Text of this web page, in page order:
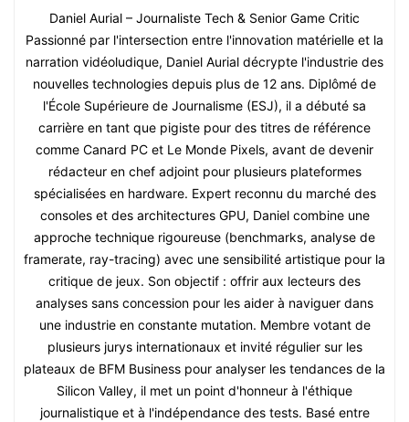
Daniel Aurial – Journaliste Tech & Senior Game Critic
Passionné par l'intersection entre l'innovation matérielle et la
narration vidéoludique, Daniel Aurial décrypte l'industrie des
nouvelles technologies depuis plus de 12 ans. Diplômé de
l'École Supérieure de Journalisme (ESJ), il a débuté sa
carrière en tant que pigiste pour des titres de référence
comme Canard PC et Le Monde Pixels, avant de devenir
rédacteur en chef adjoint pour plusieurs plateformes
spécialisées en hardware. Expert reconnu du marché des
consoles et des architectures GPU, Daniel combine une
approche technique rigoureuse (benchmarks, analyse de
framerate, ray-tracing) avec une sensibilité artistique pour la
critique de jeux. Son objectif : offrir aux lecteurs des
analyses sans concession pour les aider à naviguer dans
une industrie en constante mutation. Membre votant de
plusieurs jurys internationaux et invité régulier sur les
plateaux de BFM Business pour analyser les tendances de la
Silicon Valley, il met un point d'honneur à l'éthique
journalistique et à l'indépendance des tests. Basé entre